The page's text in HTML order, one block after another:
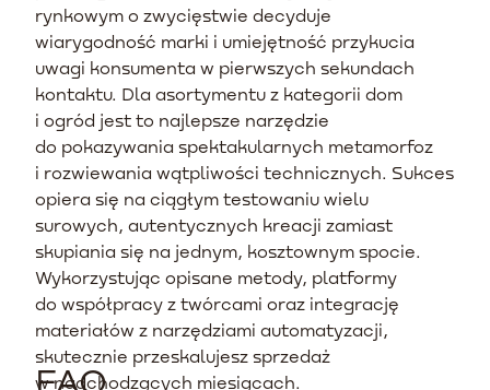
rynkowym o zwycięstwie decyduje
wiarygodność marki i umiejętność przykucia
uwagi konsumenta w pierwszych sekundach
kontaktu. Dla asortymentu z kategorii dom
i ogród jest to najlepsze narzędzie
do pokazywania spektakularnych metamorfoz
i rozwiewania wątpliwości technicznych. Sukces
opiera się na ciągłym testowaniu wielu
surowych, autentycznych kreacji zamiast
skupiania się na jednym, kosztownym spocie.
Wykorzystując opisane metody, platformy
do współpracy z twórcami oraz integrację
materiałów z narzędziami automatyzacji,
skutecznie przeskalujesz sprzedaż
w nadchodzących miesiącach.
FAQ